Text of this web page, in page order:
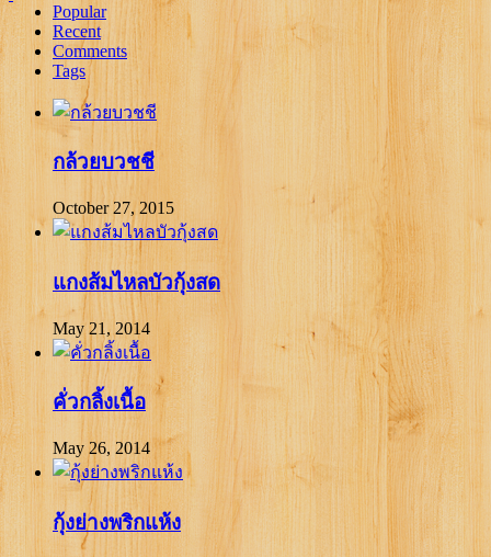
Popular
Recent
Comments
Tags
กล้วยบวชชี
October 27, 2015
แกงส้มไหลบัวกุ้งสด
May 21, 2014
คั่วกลิ้งเนื้อ
May 26, 2014
กุ้งย่างพริกแห้ง